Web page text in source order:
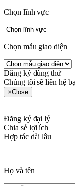
Chọn lĩnh vực
Chọn mẫu giao diện
Đăng ký dùng thử
Chúng tôi sẽ liên hệ
×Close
Đăng ký đại lý
Chia sẻ lợi ích
Hợp tác dài lâu
Họ và tên